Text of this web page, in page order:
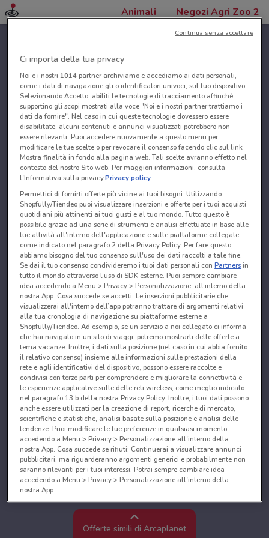
Animali Negozi Agri Zoo 2
Offerte simili di Arcaplanet
Ci importa della tua privacy
Noi e i nostri 1014partner archiviamo e accediamo ai dati personali,
come i dati di navigazione gli o identificatori univoci, sul tuo dispositivo.
Selezionando Accetto, abiliti le tecnologie di tracciamento affinché
supportino gli scopi mostrati alla voce "Noi e i nostri partner trattiamo i
dati da fornire". Nel caso in cui queste tecnologie dovessero essere
disabilitate, alcuni contenuti e annunci visualizzati potrebbero non
essere rilevanti. Puoi accedere nuovamente a questo menu per
modificare le tue scelte o per revocare il consenso facendo clic sul link
Mostra finalità in fondo alla pagina web. Tali scelte avranno effetto nel
contesto del nostro Sito web. Per maggiori informazioni, consulta
l'Informativa sulla privacy.Privacy policy
Permettici di fornirti offerte più vicine ai tuoi bisogni: Utilizzando
Shopfully/Tiendeo puoi visualizzare inserzioni e offerte per i tuoi acquisti
quotidiani più attinenti ai tuoi gusti e al tuo mondo. Tutto questo è
possibile grazie ad una serie di strumenti e analisi effettuate in base alle
tue attività all'interno dell'applicazione e sulle piattaforme collegate,
come indicato nel paragrafo 2 della Privacy Policy. Per fare questo,
abbiamo bisogno del tuo consenso sull'uso dei dati raccolti a tale fine.
Se dai il tuo consenso condivideremo i tuoi dati personali conPartnersin
tutto il mondo attraverso l’uso di SDK esterne. Puoi sempre cambiare
idea accedendo a Menu > Privacy > Personalizzazione, all’interno della
nostra App. Cosa succede se accetti: Le inserzioni pubblicitarie che
visualizzerai all'interno dell’app potranno trattare di argomenti relativi
alla tua cronologia di navigazione su piattaforme esterne a
Shopfully/Tiendeo. Ad esempio, se un servizio a noi collegato ci informa
che hai navigato in un sito di viaggi, potremo mostrarti delle offerte a
tema vacanze. Inoltre, i dati sulla posizione (nel caso in cui abbia fornito
il relativo consenso) insieme alle informazioni sulle prestazioni della
rete e agli identificativi del dispositivo, possono essere raccolte e
condivisi con terze parti per comprendere e migliorare la connettività e
le esperienze applicative sulle delle reti wireless, come meglio indicato
nel paragrafo 13.b della nostra Privacy Policy. Inoltre, i tuoi dati possono
anche essere utilizzati per la creazione di report, ricerche di mercato,
scientifiche e statistiche, analisi basate sulla posizione e analisi delle
tendenze. Puoi modificare le tue preferenze in qualsiasi momento
accedendo a Menu > Privacy > Personalizzazione all'interno della
nostra App. Cosa succede se rifiuti: Continuerai a visualizzare annunci
pubblicitari, ma riguarderanno argomenti generici e probabilmente non
saranno rilevanti per i tuoi interessi. Potrai sempre cambiare idea
accedendo a Menu > Privacy > Personalizzazione all'interno della
nostra App.
Noi e i nostri partner trattiamo i dati per fornire:
Utilizzare dati di geolocalizzazione precisi. Scansione attiva delle
caratteristiche del dispositivo ai fini dell’identificazione. Archiviare
Continua senza accettare